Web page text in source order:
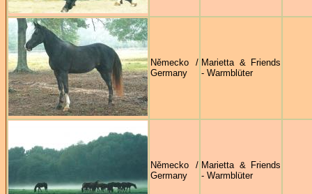
Německo /
Germany
Marietta & Friends
- Warmblüter
Německo /
Germany
Marietta & Friends
- Warmblüter